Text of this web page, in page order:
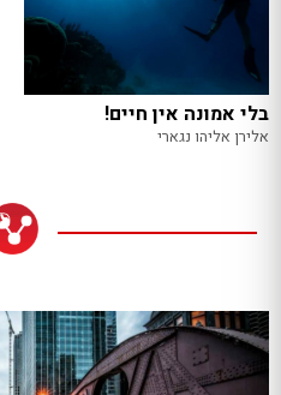
בלי אמונה אין חיים!
אלירן אליהו נגארי